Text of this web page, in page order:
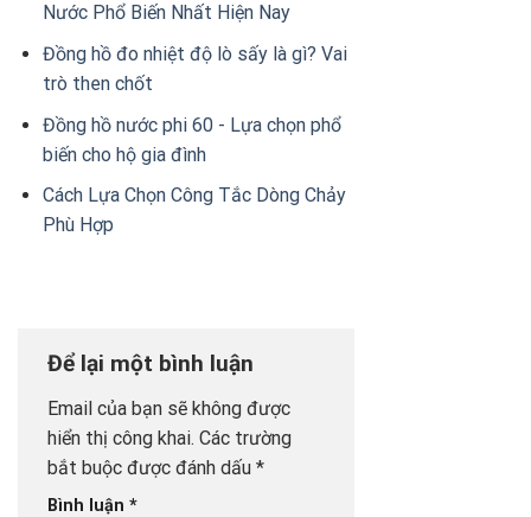
Nước Phổ Biến Nhất Hiện Nay
Đồng hồ đo nhiệt độ lò sấy là gì? Vai
trò then chốt
Đồng hồ nước phi 60 - Lựa chọn phổ
biến cho hộ gia đình
Cách Lựa Chọn Công Tắc Dòng Chảy
Phù Hợp
Để lại một bình luận
Email của bạn sẽ không được
hiển thị công khai. Các trường
bắt buộc được đánh dấu *
Bình luận *